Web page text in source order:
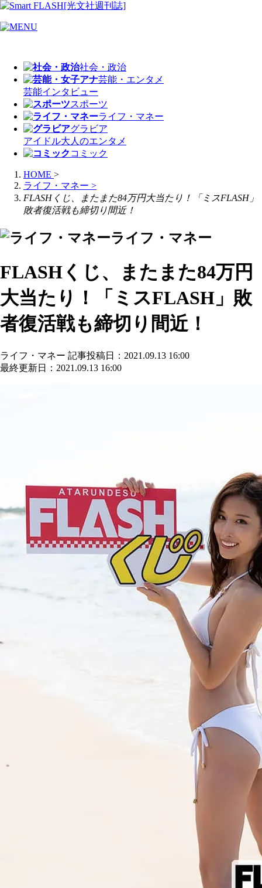
社会・政治
芸能・エンタメ
芸能インタビュー
スポーツ
ライフ・マネー
グラビア
アイドル大人のエンタメ
コミック
HOME >
ライフ・マネー >
FLASHくじ、またまた84万円大当たり！「ミスFLASH」
敗者復活戦も締切り間近！
ライフ・マネー
FLASHくじ、またまた84万円
大当たり！「ミスFLASH」敗
者復活戦も締切り間近！
ライフ・マネー 記事投稿日：2021.09.13 16:00
最終更新日：2021.09.13 16:00